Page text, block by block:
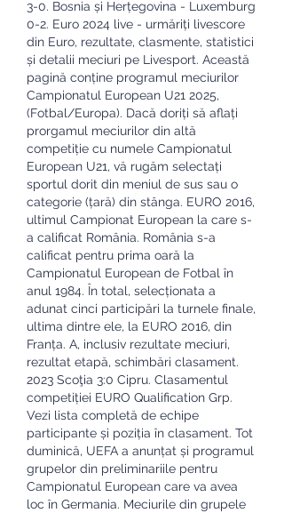
3-0. Bosnia și Herțegovina - Luxemburg
0-2. Euro 2024 live - urmăriți livescore
din Euro, rezultate, clasmente, statistici
și detalii meciuri pe Livesport. Această
pagină conține programul meciurilor
Campionatul European U21 2025,
(Fotbal/Europa). Dacă doriți să aflați
prorgamul meciurilor din altă
competiție cu numele Campionatul
European U21, vă rugăm selectați
sportul dorit din meniul de sus sau o
categorie (țară) din stânga. EURO 2016,
ultimul Campionat European la care s-
a calificat România. România s-a
calificat pentru prima oară la
Campionatul European de Fotbal în
anul 1984. În total, selecționata a
adunat cinci participări la turnele finale,
ultima dintre ele, la EURO 2016, din
Franța. A, inclusiv rezultate meciuri,
rezultat etapă, schimbări clasament.
2023 Scoţia 3:0 Cipru. Clasamentul
competiției EURO Qualification Grp.
Vezi lista completă de echipe
participante și poziția în clasament. Tot
duminică, UEFA a anunțat și programul
grupelor din preliminariile pentru
Campionatul European care va avea
loc în Germania. Meciurile din grupele